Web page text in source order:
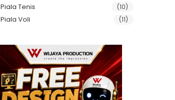
Piala Tenis (10)
Piala Voli (11)